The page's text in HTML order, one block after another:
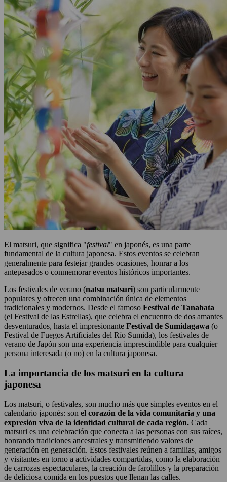
El matsuri, que significa "festival" en japonés, es una parte
fundamental de la cultura japonesa. Estos eventos se celebran
generalmente para festejar grandes ocasiones, honrar a los
antepasados o conmemorar eventos históricos importantes.
Los festivales de verano (natsu matsuri) son particularmente
populares y ofrecen una combinación única de elementos
tradicionales y modernos. Desde el famoso Festival de Tanabata
(el Festival de las Estrellas), que celebra el encuentro de dos amantes
desventurados, hasta el impresionante Festival de Sumidagawa (o
Festival de Fuegos Artificiales del Río Sumida), los festivales de
verano de Japón son una experiencia imprescindible para cualquier
persona interesada (o no) en la cultura japonesa.
La importancia de los matsuri en la cultura
japonesa
Los matsuri, o festivales, son mucho más que simples eventos en el
calendario japonés: son el corazón de la vida comunitaria y una
expresión viva de la identidad cultural de cada región. Cada
matsuri es una celebración que conecta a las personas con sus raíces,
honrando tradiciones ancestrales y transmitiendo valores de
generación en generación. Estos festivales reúnen a familias, amigos
y visitantes en torno a actividades compartidas, como la elaboración
de carrozas espectaculares, la creación de farolillos y la preparación
de deliciosa comida en los puestos que llenan las calles.